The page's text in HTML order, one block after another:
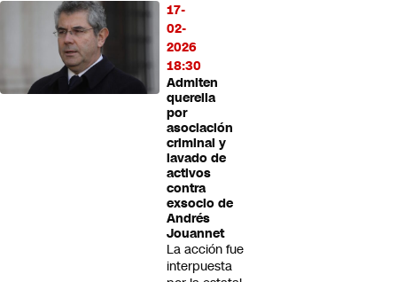
17-
02-
2026
18:30
Admiten
querella
por
asociación
criminal y
lavado de
activos
contra
exsocio de
Andrés
Jouannet
La acción fue
interpuesta